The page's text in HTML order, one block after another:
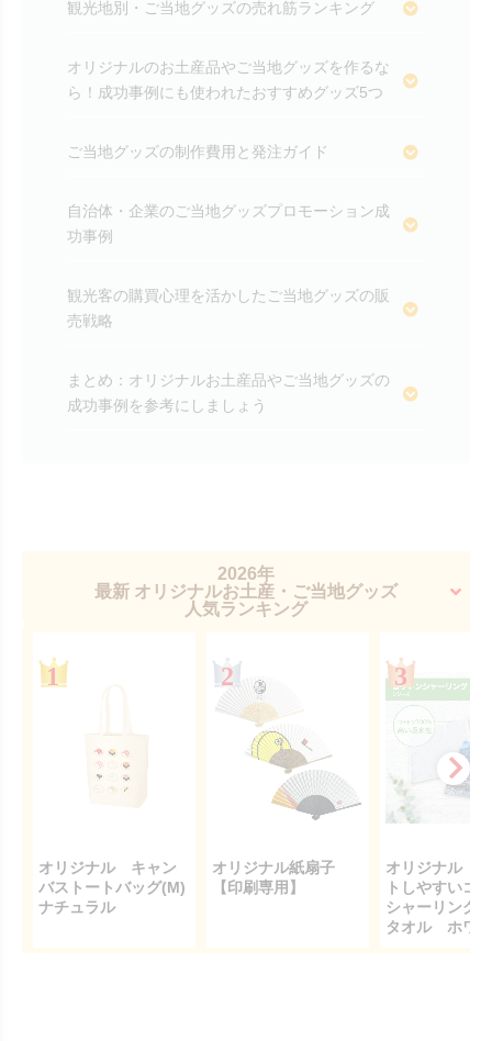
観光地別・ご当地グッズの売れ筋ランキング
オリジナルのお土産品やご当地グッズを作るな
ら！成功事例にも使われたおすすめグッズ5つ
ご当地グッズの制作費用と発注ガイド
自治体・企業のご当地グッズプロモーション成
功事例
観光客の購買心理を活かしたご当地グッズの販
売戦略
まとめ：オリジナルお土産品やご当地グッズの
成功事例を参考にしましょう
2026年
最新 オリジナルお土産・ご当地グッズ
人気ランキング
オリジナル キャン
バストートバッグ(M)
ナチュラル
オリジナル紙扇子
【印刷専用】
オリジナル
トしやすいコ
シャーリング
タオル ホワ